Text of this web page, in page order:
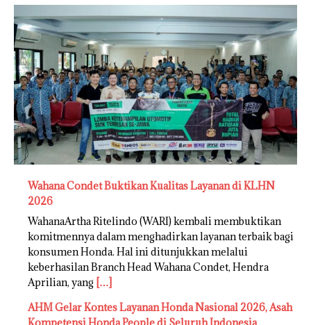
Wahana Condet Buktikan Kualitas Layanan di KLHN
2026
WahanaArtha Ritelindo (WARI) kembali membuktikan
komitmennya dalam menghadirkan layanan terbaik bagi
konsumen Honda. Hal ini ditunjukkan melalui
keberhasilan Branch Head Wahana Condet, Hendra
Aprilian, yang […]
AHM Gelar Kontes Layanan Honda Nasional 2026, Asah
Kompetensi Honda People di Seluruh Indonesia